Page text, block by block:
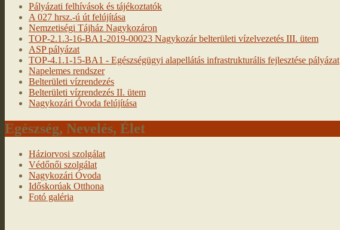
Pályázati felhívások és tájékoztatók
A 027 hrsz.-ú út felújítása
Nemzetiségi Tájház Nagykozáron
TOP-2.1.3-16-BA1-2019-00023 Nagykozár belterületi vízelvezetés III. ütem
ASP pályázat
TOP-4.1.1-15-BA1 - Egészségügyi alapellátás infrastrukturális fejlesztése pályázat
Napelemes rendszer
Belterületi vízrendezés
Belterületi vízrendezés II. ütem
Nagykozári Óvoda felújítása
Egészség, Nevelés, Élet
Háziorvosi szolgálat
Védőnői szolgálat
Nagykozári Óvoda
Időskorúak Otthona
Fotó galéria